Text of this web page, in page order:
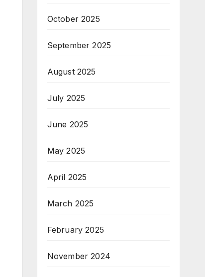
October 2025
September 2025
August 2025
July 2025
June 2025
May 2025
April 2025
March 2025
February 2025
November 2024